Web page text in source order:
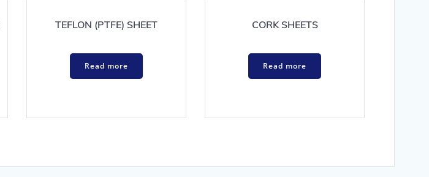
TEFLON (PTFE) SHEET
Read more
CORK SHEETS
Read more